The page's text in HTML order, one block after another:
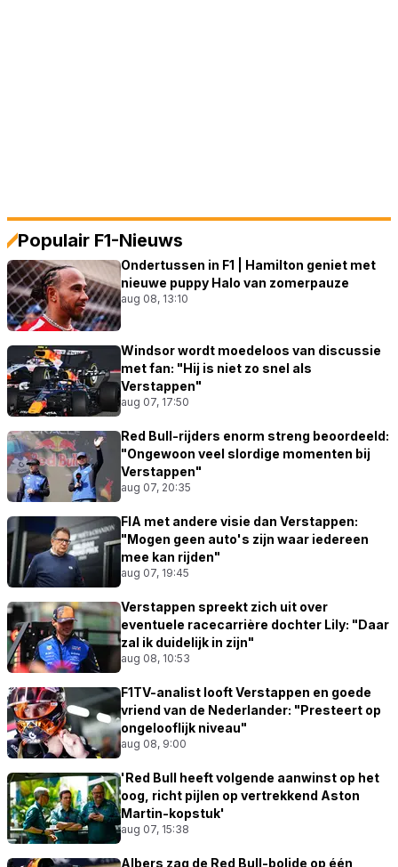
Populair F1-Nieuws
Ondertussen in F1 | Hamilton geniet met
nieuwe puppy Halo van zomerpauze
aug 08, 13:10
Windsor wordt moedeloos van discussie
met fan: "Hij is niet zo snel als
Verstappen"
aug 07, 17:50
Red Bull-rijders enorm streng beoordeeld:
"Ongewoon veel slordige momenten bij
Verstappen"
aug 07, 20:35
FIA met andere visie dan Verstappen:
"Mogen geen auto's zijn waar iedereen
mee kan rijden"
aug 07, 19:45
Verstappen spreekt zich uit over
eventuele racecarrière dochter Lily: "Daar
zal ik duidelijk in zijn"
aug 08, 10:53
F1TV-analist looft Verstappen en goede
vriend van de Nederlander: "Presteert op
ongelooflijk niveau"
aug 08, 9:00
'Red Bull heeft volgende aanwinst op het
oog, richt pijlen op vertrekkend Aston
Martin-kopstuk'
aug 07, 15:38
Albers zag de Red Bull-bolide op één